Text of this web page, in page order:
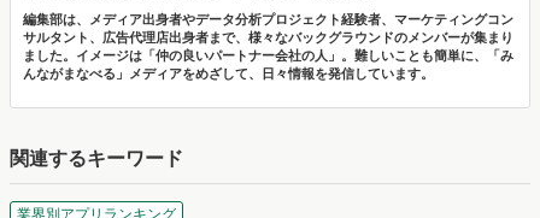
編集部は、メディア出身者やデータ分析プロジェクト経験者、マーケティングコン
サルタント、広告代理店出身者まで、様々なバックグラウンドのメンバーが集まり
ました。イメージは「仲の良いパートナー会社の人」。難しいことも簡単に、「み
んながまなべる」メディアをめざして、日々情報を発信しています。
関連するキーワード
業界別アプリランキング